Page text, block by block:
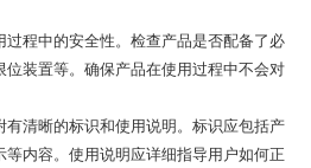
程中的安全性。检查产品是否配备了必
装置等。确保产品在使用过程中不会对
清晰的标识和使用说明。标识应包括产
内容。使用说明应详细指导用户如何正